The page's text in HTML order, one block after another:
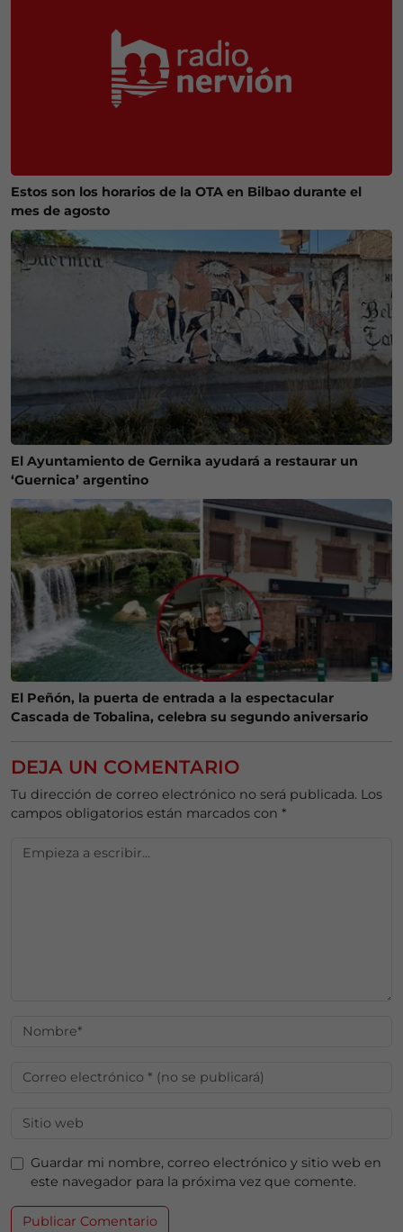
Estos son los horarios de la OTA en Bilbao durante el
mes de agosto
El Ayuntamiento de Gernika ayudará a restaurar un
‘Guernica’ argentino
El Peñón, la puerta de entrada a la espectacular
Cascada de Tobalina, celebra su segundo aniversario
DEJA UN COMENTARIO
Tu dirección de correo electrónico no será publicada. Los
campos obligatorios están marcados con *
Guardar mi nombre, correo electrónico y sitio web en
este navegador para la próxima vez que comente.